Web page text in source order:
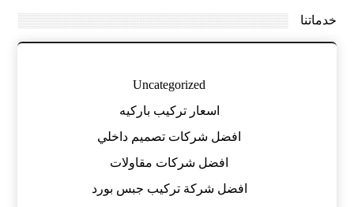
خدماتنا
Uncategorized
اسعار تركيب باركيه
افضل شركات تصميم داخلي
افضل شركات مقاولات
افضل شركة تركيب جبس بورد